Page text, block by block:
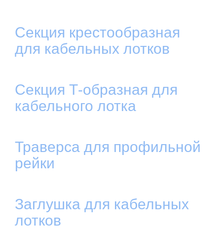
Секция крестообразная
для кабельных лотков
Секция Т-образная для
кабельного лотка
Траверса для профильной
рейки
Заглушка для кабельных
лотков